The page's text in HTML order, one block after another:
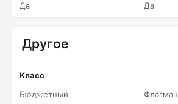
Да
Да
Другое
Класс
Бюджетный
Флагман